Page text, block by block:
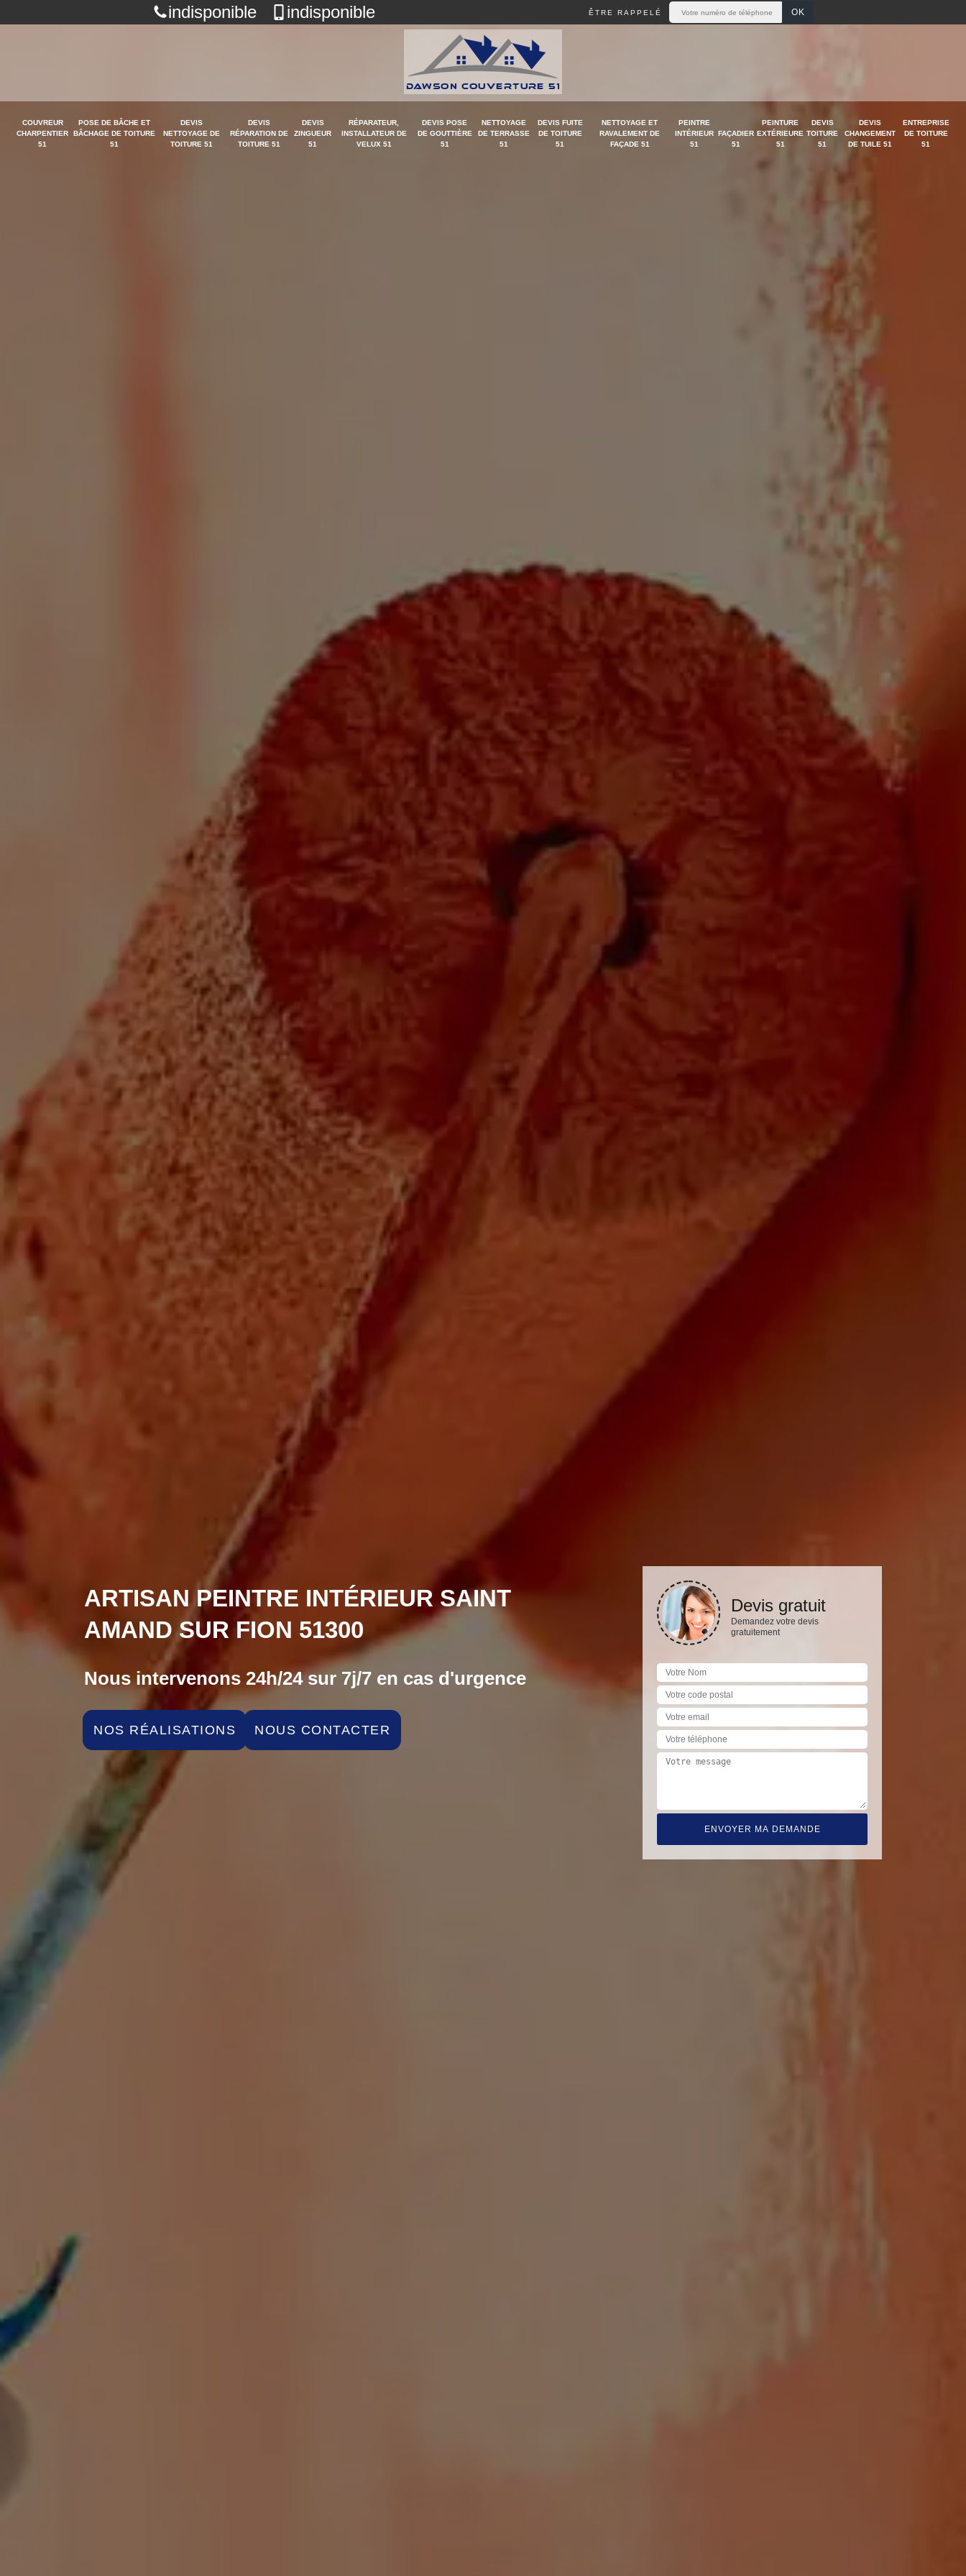
indisponible indisponible ÊTRE RAPPELÉ
COUVREUR
CHARPENTIER
51
POSE DE BÂCHE ET
BÂCHAGE DE TOITURE
51
DEVIS
NETTOYAGE DE
TOITURE 51
DEVIS
RÉPARATION DE
TOITURE 51
DEVIS
ZINGUEUR
51
RÉPARATEUR,
INSTALLATEUR DE
VELUX 51
DEVIS POSE
DE GOUTTIÈRE
51
NETTOYAGE
DE TERRASSE
51
DEVIS FUITE
DE TOITURE
51
NETTOYAGE ET
RAVALEMENT DE
FAÇADE 51
PEINTRE
INTÉRIEUR
51
FAÇADIER
51
PEINTURE
EXTÉRIEURE
51
DEVIS
TOITURE
51
DEVIS
CHANGEMENT
DE TUILE 51
ENTREPRISE
DE TOITURE
51
ARTISAN PEINTRE INTÉRIEUR SAINT
AMAND SUR FION 51300
Nous intervenons 24h/24 sur 7j/7 en cas d'urgence
NOS RÉALISATIONS NOUS CONTACTER
Devis gratuit
Demandez votre devis
gratuitement